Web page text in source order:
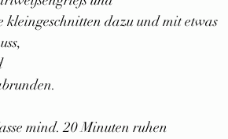
kleingeschnitten dazu und mit etwas
mind. 20 Minuten ruhen